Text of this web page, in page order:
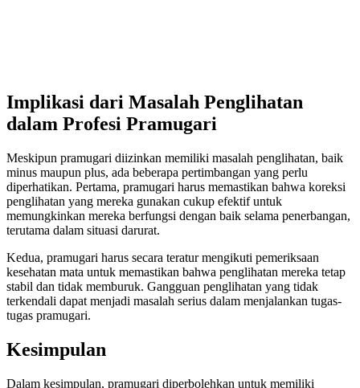
Implikasi dari Masalah Penglihatan
dalam Profesi Pramugari
Meskipun pramugari diizinkan memiliki masalah penglihatan, baik
minus maupun plus, ada beberapa pertimbangan yang perlu
diperhatikan. Pertama, pramugari harus memastikan bahwa koreksi
penglihatan yang mereka gunakan cukup efektif untuk
memungkinkan mereka berfungsi dengan baik selama penerbangan,
terutama dalam situasi darurat.
Kedua, pramugari harus secara teratur mengikuti pemeriksaan
kesehatan mata untuk memastikan bahwa penglihatan mereka tetap
stabil dan tidak memburuk. Gangguan penglihatan yang tidak
terkendali dapat menjadi masalah serius dalam menjalankan tugas-
tugas pramugari.
Kesimpulan
Dalam kesimpulan, pramugari diperbolehkan untuk memiliki